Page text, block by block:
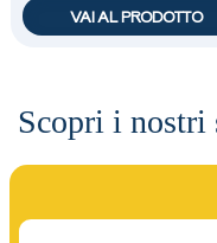
VAI AL PRODOTTO
Scopri i nostri